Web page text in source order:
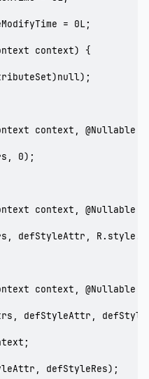
= 0L;
context) {
context, @Nullable
0);
context, @Nullable
defStyleAttr,
context, @Nullable
defStyleAttr,
defStyleRes);